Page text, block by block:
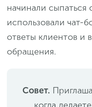
начинали
использовали чат-
ответы клиентов и
обращения.
Совет.